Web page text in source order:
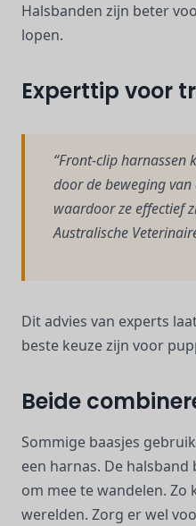
Halsbanden zijn beter
lopen.
Experttip voor
“Front-clip harnassen
door de beweging
waardoor ze effectief
Australische
Dit advies van experts
beste keuze zijn voor
Beide
Sommige baasjes
een harnas. De
om mee te wandelen.
werelden. Zorg er wel